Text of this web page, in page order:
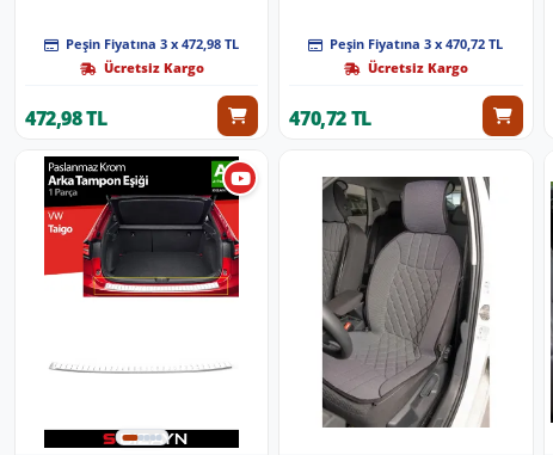
Peşin Fiyatına 3 x 472,98 TL
Ücretsiz Kargo
472,98 TL
Peşin Fiyatına 3 x 470,72 TL
Ücretsiz Kargo
470,72 TL